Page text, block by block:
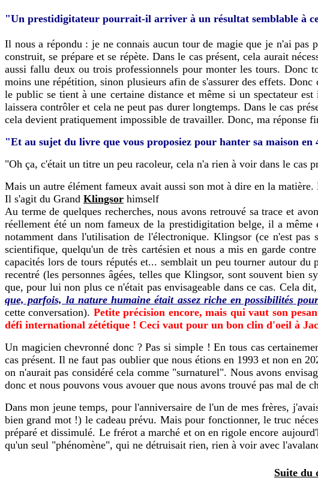
"Un prestidigitateur pourrait-il arriver à un résultat semblable à
Il nous a répondu : je ne connais aucun tour de magie que je n'ai
construit, se prépare et se répète. Dans le cas présent, cela aurait
aussi fallu deux ou trois professionnels pour monter les tours. Donc
moins une répétition, sinon plusieurs afin de s'assurer des effets.
le public se tient à une certaine distance et même si un spectateur
laissera contrôler et cela ne peut pas durer longtemps. Dans le cas
cela devient pratiquement impossible de travailler. Donc, ma réponse
"Et au sujet du livre que vous proposiez pour hanter sa maison en
"Oh ça, c'était un titre un peu racoleur, cela n'a rien à voir dans le cas
Mais un autre élément fameux avait aussi son mot à dire en la
Il s'agit du Grand Klingsor himself
Au terme de quelques recherches, nous avons retrouvé sa trace et
réellement été un nom fameux de la prestidigitation belge, il a
notamment dans l'utilisation de l'électronique. Klingsor (ce n'est
scientifique, quelqu'un de très cartésien et nous a mis en garde
capacités lors de tours réputés et... semblait un peu tourner autour
recentré (les personnes âgées, telles que Klingsor, sont souvent bien
que, pour lui non plus ce n'était pas envisageable dans ce cas. Cela
que, parfois, la nature humaine était assez riche en possibilités
cette conversation). Petite précision encore, mais qui vaut son
défi international zététique ! Ceci vaut pour un bon clin d'oeil à
Un magicien chevronné donc ? Pas si simple ! En tous cas
cas présent. Il ne faut pas oublier que nous étions en 1993 et non en
on n'aurait pas considéré cela comme "surnaturel". Nous avons
donc et nous pouvons vous avouer que nous avons trouvé pas mal de
Dans mon jeune temps, pour l'anniversaire de l'un de mes frères,
bien grand mot !) le cadeau prévu. Mais pour fonctionner, le truc
préparé et dissimulé. Le frérot a marché et on en rigole encore
qu'un seul "phénomène", qui ne détruisait rien, rien à voir avec
Suite du